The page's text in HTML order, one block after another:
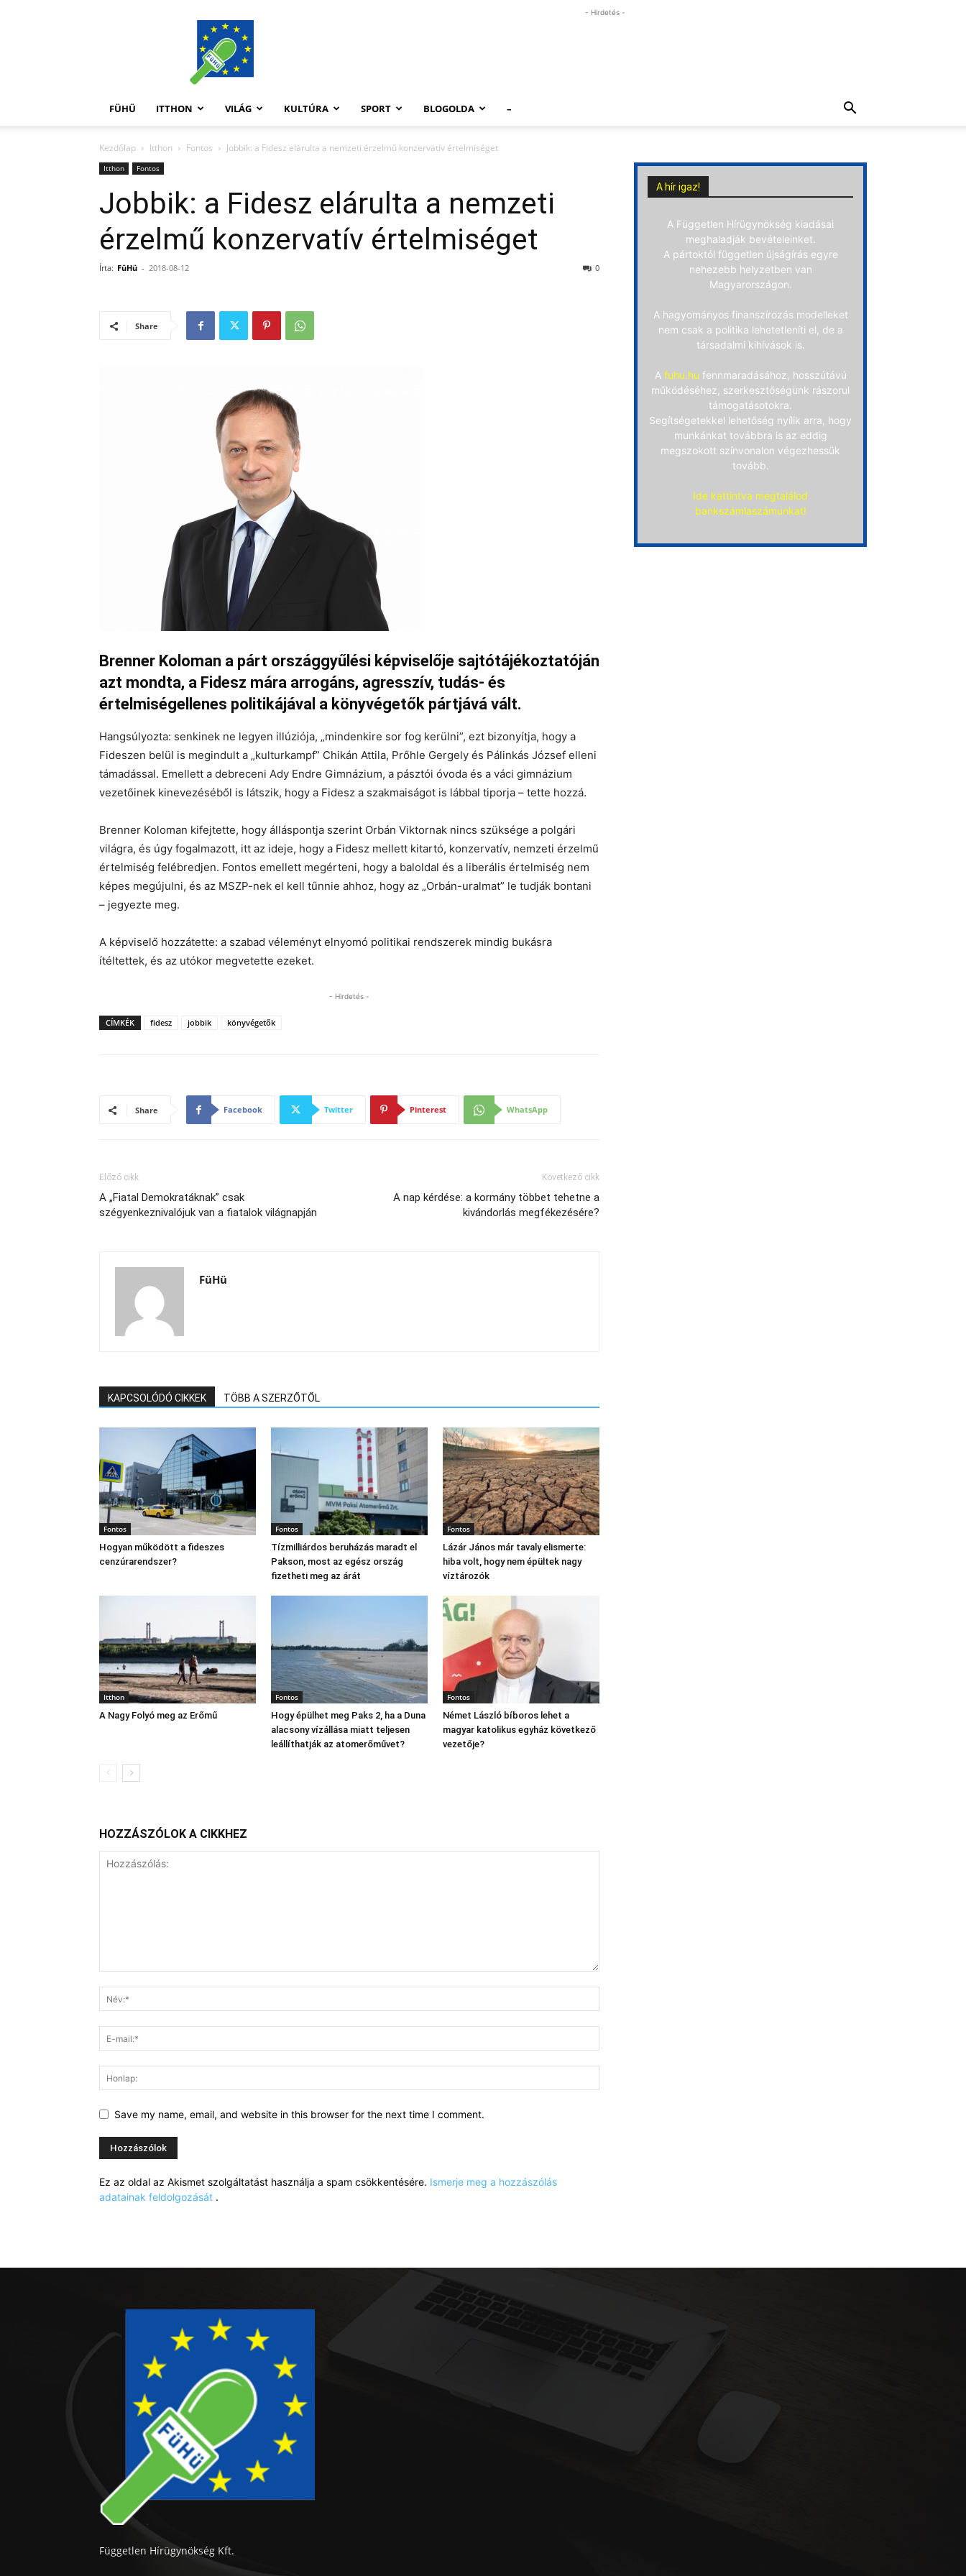
FüHü
- Hirdetés -
FÜHÜ ITTHON VILÁG KULTÚRA SPORT BLOGOLDA –
Kezdőlap Itthon Fontos Jobbik: a Fidesz elárulta a nemzeti érzelmű konzervatív értelmiséget
Itthon Fontos
Jobbik: a Fidesz elárulta a nemzeti
érzelmű konzervatív értelmiséget
Írta: FüHü - 2018-08-12 0
Share
Brenner Koloman a párt országgyűlési képviselője sajtótájékoztatóján
azt mondta, a Fidesz mára arrogáns, agresszív, tudás- és
értelmiségellenes politikájával a könyvégetők pártjává vált.
Hangsúlyozta: senkinek ne legyen illúziója, „mindenkire sor fog kerülni”, ezt bizonyítja, hogy a
Fideszen belül is megindult a „kulturkampf” Chikán Attila, Prőhle Gergely és Pálinkás József elleni
támadással. Emellett a debreceni Ady Endre Gimnázium, a pásztói óvoda és a váci gimnázium
vezetőinek kinevezéséből is látszik, hogy a Fidesz a szakmaiságot is lábbal tiporja – tette hozzá.
Brenner Koloman kifejtette, hogy álláspontja szerint Orbán Viktornak nincs szüksége a polgári
világra, és úgy fogalmazott, itt az ideje, hogy a Fidesz mellett kitartó, konzervatív, nemzeti érzelmű
értelmiség felébredjen. Fontos emellett megérteni, hogy a baloldal és a liberális értelmiség nem
képes megújulni, és az MSZP-nek el kell tűnnie ahhoz, hogy az „Orbán-uralmat” le tudják bontani
– jegyezte meg.
A képviselő hozzátette: a szabad véleményt elnyomó politikai rendszerek mindig bukásra
ítéltettek, és az utókor megvetette ezeket.
- Hirdetés -
CÍMKÉK fidesz jobbik könyvégetők
Share Facebook Twitter Pinterest WhatsApp
Előző cikk
A „Fiatal Demokratáknak” csak
szégyenkeznivalójuk van a fiatalok világnapján
Következő cikk
A nap kérdése: a kormány többet tehetne a
kivándorlás megfékezésére?
FüHü
KAPCSOLÓDÓ CIKKEK TÖBB A SZERZŐTŐL
Fontos
Hogyan működött a fideszes
cenzúrarendszer?
Fontos
Tízmilliárdos beruházás maradt el
Pakson, most az egész ország
fizetheti meg az árát
Fontos
Lázár János már tavaly elismerte:
hiba volt, hogy nem épültek nagy
víztározók
Itthon
A Nagy Folyó meg az Erőmű
Fontos
Hogy épülhet meg Paks 2, ha a Duna
alacsony vízállása miatt teljesen
leállíthatják az atomerőművet?
Fontos
Német László bíboros lehet a
magyar katolikus egyház következő
vezetője?
HOZZÁSZÓLOK A CIKKHEZ
Save my name, email, and website in this browser for the next time I comment.
Ez az oldal az Akismet szolgáltatást használja a spam csökkentésére. Ismerje meg a hozzászólás
adatainak feldolgozását .
A hír igaz!
A Független Hírügynökség kiadásai
meghaladják bevételeinket.
A pártoktól független újságírás egyre
nehezebb helyzetben van
Magyarországon.
A hagyományos finanszírozás modelleket
nem csak a politika lehetetleníti el, de a
társadalmi kihívások is.
A fuhu.hu fennmaradásához, hosszútávú
működéséhez, szerkesztőségünk rászorul
támogatásotokra.
Segítségetekkel lehetőség nyílik arra, hogy
munkánkat továbbra is az eddig
megszokott színvonalon végezhessük
tovább.
Ide kattintva megtalálod
bankszámlaszámunkat!
Független Hírügynökség Kft.